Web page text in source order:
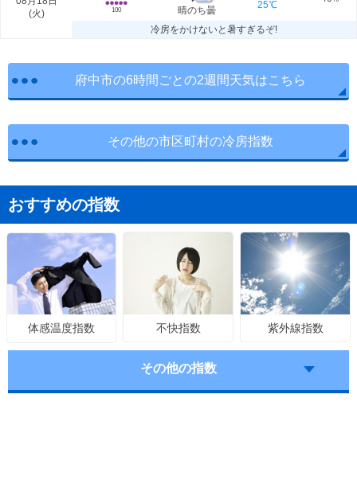
(火) 100 晴のち曇
25℃
冷房をかけないと暑すぎるぞ!
府中市の6時間ごとの2週間天気はこちら
その他の市区町村の冷房指数
おすすめの指数
体感温度指数 不快指数 紫外線指数
その他の指数